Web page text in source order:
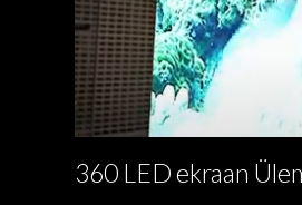
360 LED ekraan